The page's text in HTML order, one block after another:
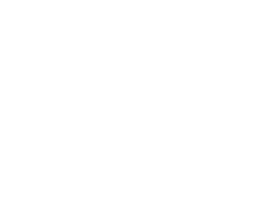
und einen
II-IV ab.
des Ramus